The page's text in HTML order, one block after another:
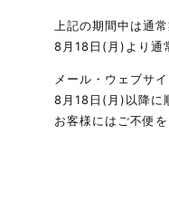
上記の期間中は通
8月18日(月)より通
メール・ウェブサ
8月18日(月)以降に
お客様にはご不便